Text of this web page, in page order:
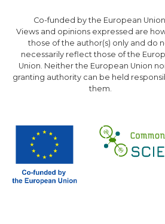
to
main
Co-funded by the European
Views and opinions expressed are
those of the author(s) only and do
necessarily reflect those of the
Union. Neither the European Union
granting authority can be held
them.